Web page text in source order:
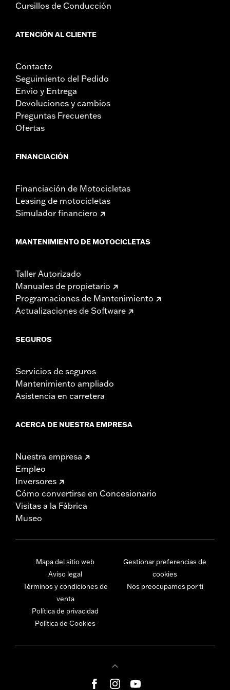
Cursillos de Conducción
ATENCIÓN AL CLIENTE
Contacto
Seguimiento del Pedido
Envío y Entrega
Devoluciones y cambios
Preguntas Frecuentes
Ofertas
FINANCIACIÓN
Financiación de Motocicletas
Leasing de motocicletas
Simulador financiero
MANTENIMIENTO DE MOTOCICLETAS
Taller Autorizado
Manuales de propietario
Programaciones de Mantenimiento
Actualizaciones de Software
SEGUROS
Servicios de seguros
Mantenimiento ampliado
Asistencia en carretera
ACERCA DE NUESTRA EMPRESA
Nuestra empresa
Empleo
Inversores
Cómo convertirse en Concesionario
Visitas a la Fábrica
Museo
Mapa del sitio web
Aviso legal
Términos y condiciones de
venta
Política de privacidad
Política de Cookies
Gestionar preferencias de
cookies
Nos preocupamos por ti